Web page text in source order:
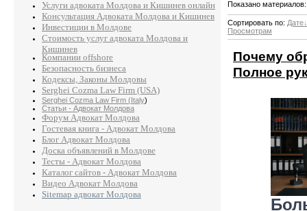
Услуги адвоката Молдова и Кишинев онлайн
Консультация Адвоката Молдова и Кишинев
Инвестиции в Молдове
Стоимость услуг адвоката Молдова и
Кишинев
Компании offshore
Безопасность бизнеса
Кодексы, Законы Молдовы
Serghei Cozma Law Firm (USA)
Serghei Cozma Law Firm (Italy)
Статьи - Адвокат Молдова
Форум Адвокат Молдова
Гостевая книга - Адвокат Молдова
Блог Адвокат Молдова
Доска объявлений в Молдове
Тесты - Адвокат Молдова
Каталог сайтов - Адвокат Молдова
Видео Адвокат Молдова
Sitemap адвокат Молдова
Показано материалов
Сортировать по: Дате
Просмотрам
Почему
Полное